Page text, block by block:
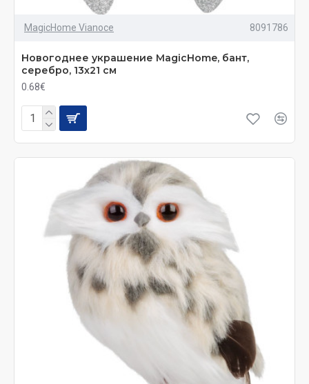
MagicHome Vianoce 8091786
Новогоднее украшение MagicHome, бант,
серебро, 13x21 см
0.68€